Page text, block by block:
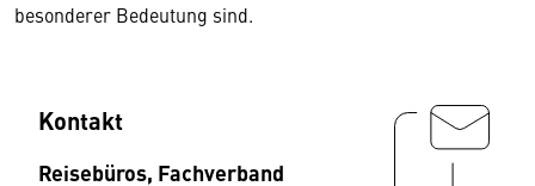
besonderer Bedeutung sind.
Kontakt
Reisebüros, Fachverband